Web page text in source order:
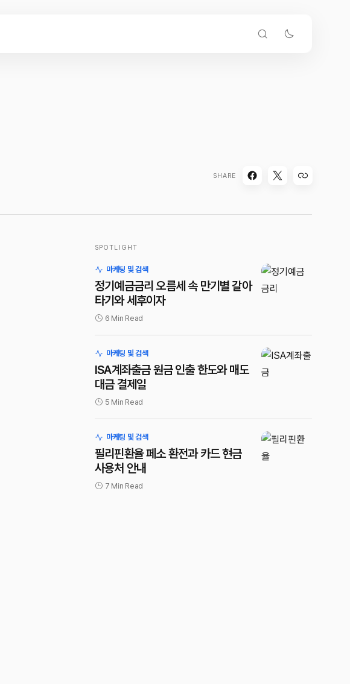
SHARE
SPOTLIGHT
마케팅 및 검색
정기예금금리 오름세 속 만기별 갈아
타기와 세후이자
6 Min Read
마케팅 및 검색
ISA계좌출금 원금 인출 한도와 매도
대금 결제일
5 Min Read
마케팅 및 검색
필리핀환율 페소 환전과 카드 현금
사용처 안내
7 Min Read